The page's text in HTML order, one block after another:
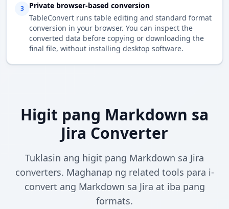
3
Private browser-based conversion
TableConvert runs table editing and standard format
conversion in your browser. You can inspect the
converted data before copying or downloading the
final file, without installing desktop software.
Higit pang Markdown sa
Jira Converter
Tuklasin ang higit pang Markdown sa Jira
converters. Maghanap ng related tools para i-
convert ang Markdown sa Jira at iba pang
formats.